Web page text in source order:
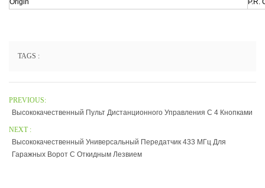
Origin
P.R.
TAGS :
PREVIOUS:
Высококачественный Пульт Дистанционного Управления С 4 Кнопками
NEXT :
Высококачественный Универсальный Передатчик 433 МГц Для
Гаражных Ворот С Откидным Лезвием